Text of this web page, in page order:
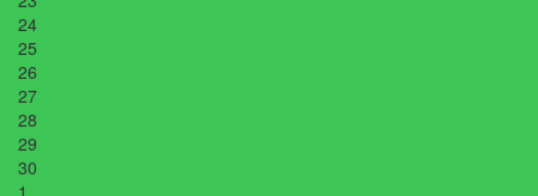
24
25
26
27
28
29
30